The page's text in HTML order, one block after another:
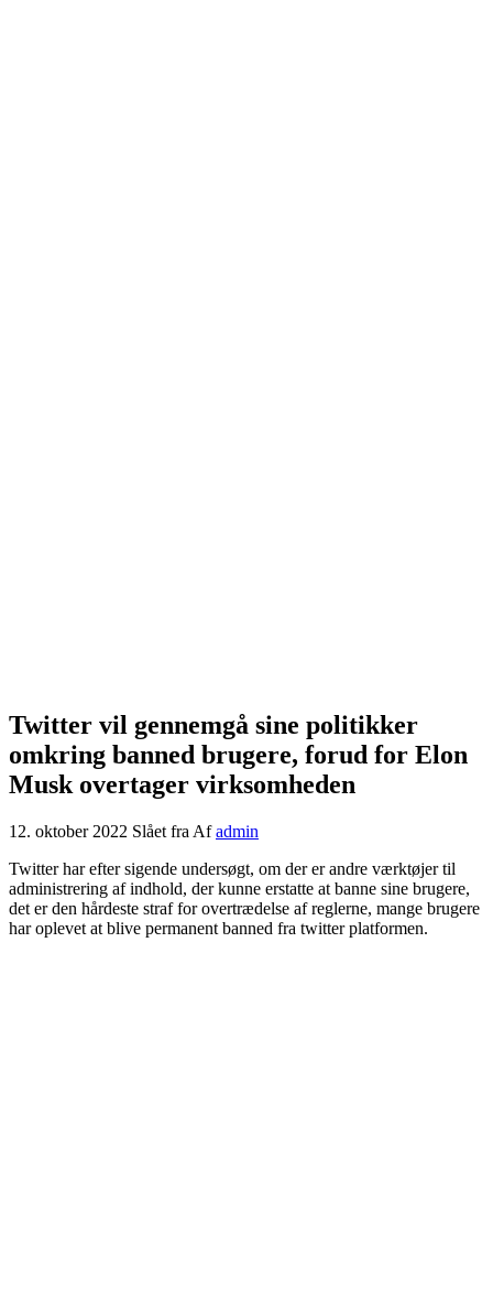
Twitter vil gennemgå sine politikker
omkring banned brugere, forud for Elon
Musk overtager virksomheden
12. oktober 2022 Slået fra Af admin
Twitter har efter sigende undersøgt, om der er andre værktøjer til
administrering af indhold, der kunne erstatte at banne sine brugere,
det er den hårdeste straf for overtrædelse af reglerne, mange brugere
har oplevet at blive permanent banned fra twitter platformen.